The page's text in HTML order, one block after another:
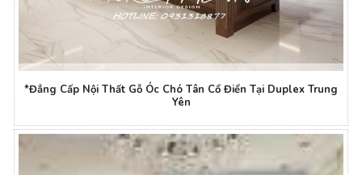
*Đẳng Cấp Nội Thất Gỗ Óc Chó Tân Cổ Điển Tại Duplex Trung
Yên